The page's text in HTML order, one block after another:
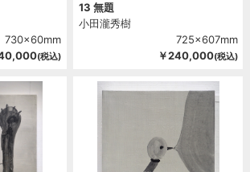
730x60mm
(税込)
13 無題
小田瀧秀樹
725x607mm
￥240,000(税込)